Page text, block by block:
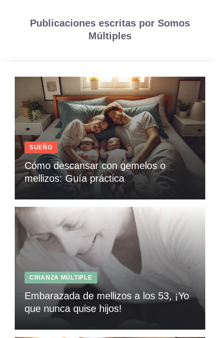
Publicaciones escritas por Somos
Múltiples
SUEÑO
Cómo descansar con gemelos o
mellizos: Guía práctica
CRIANZA MÚLTIPLE
Embarazada de mellizos a los 53, ¡Yo
que nunca quise hijos!